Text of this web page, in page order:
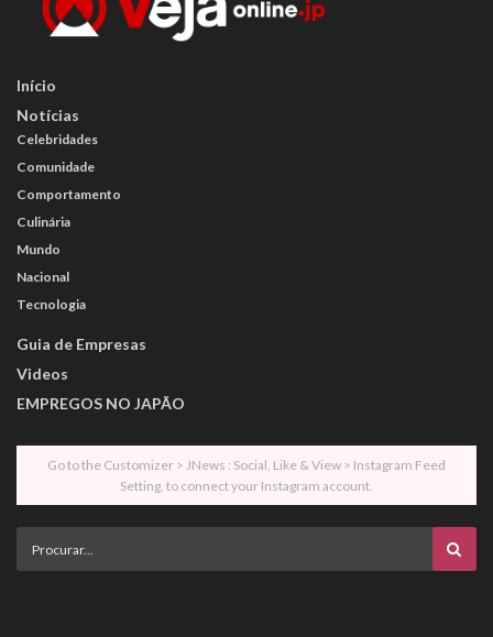
Início
Notícias
Celebridades
Comunidade
Comportamento
Culinária
Mundo
Nacional
Tecnologia
Guia de Empresas
Videos
EMPREGOS NO JAPÃO
Go to the Customizer > JNews : Social, Like & View > Instagram Feed
Setting, to connect your Instagram account.